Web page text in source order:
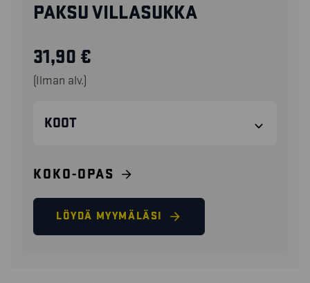
PAKSU VILLASUKKA
31,90 €
(Ilman alv.)
KOOT
KOKO-OPAS
LÖYDÄ MYYMÄLÄSI